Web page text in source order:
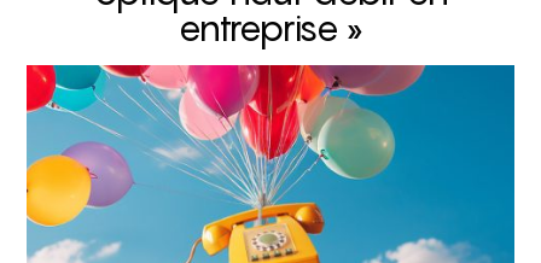
entreprise »